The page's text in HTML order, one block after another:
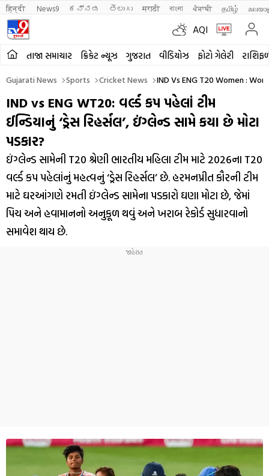
हिन्दी News9 ಕನ್ನಡ తెలుగు मराठी বাংলা ਪੰਜਾਬੀ தமிழ்
AQI
તાજા સમાચાર ક્રિકેટ ન્યૂઝ ગુજરાત વીડિયોઝ ફોટો ગેલેરી
Gujarati News Sports Cricket News IND Vs ENG T20 Women :
IND vs ENG WT20: વર્લ્ડ કપ પહેલાં ટીમ
ઈન્ડિયાનું ‘ડ્રેસ રિહર્સલ’, ઇંગ્લેન્ડ સામે કયા છે મોટા
પડકાર?
ઇંગ્લેન્ડ સામેની T20 શ્રેણી ભારતીય મહિલા ટીમ માટે 2026ના T20
વર્લ્ડ કપ પહેલાંનું મહત્વનું ‘ડ્રેસ રિહર્સલ’ છે. હરમનપ્રીત કૌરની ટીમ
માટે ઘરઆંગણે રમતી ઇંગ્લેન્ડ સામેના પડકારો ઘણા મોટા છે, જેમાં
પિચ અને હવામાનનો અનુકૂળ થવું અને ખરાબ રેકોર્ડ સુધારવાનો
સમાવેશ થાય છે.